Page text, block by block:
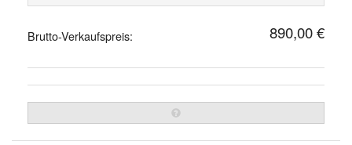
Brutto-Verkaufspreis: 890,00 €